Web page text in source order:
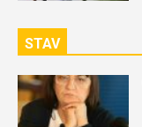
STAV